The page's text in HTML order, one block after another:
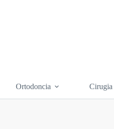
Ortodoncia Cirugia